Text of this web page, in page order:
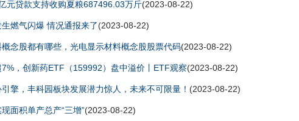
元贷款支持收购夏粮687496.03万斤(2023-08-22)
燃气闪爆 情况通报来了(2023-08-22)
念股都有哪些，光电显示材料概念股股票代码(2023-08-22)
，创新药ETF（159992）盘中溢价丨ETF观察(2023-08-22)
擎，丰科园板块发展潜力惊人，未来不可限量！ (2023-08-22)
面积单产总产“三增”(2023-08-22)